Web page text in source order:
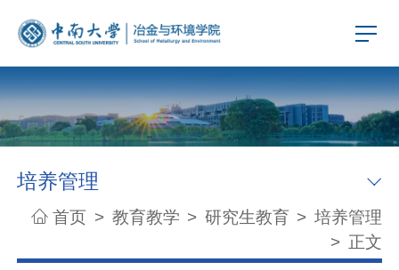
培养管理
首页 > 教育教学 > 研究生教育 > 培养管理
> 正文